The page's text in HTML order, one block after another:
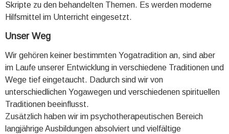
Skripte zu den behandelten Themen. Es werden moderne
Hilfsmittel im Unterricht eingesetzt.
Unser Weg
Wir gehören keiner bestimmten Yogatradition an, sind aber
im Laufe unserer Entwicklung in verschiedene Traditionen und
Wege tief eingetaucht. Dadurch sind wir von
unterschiedlichen Yogawegen und verschiedenen spirituellen
Traditionen beeinflusst.
Zusätzlich haben wir im psychotherapeutischen Bereich
langjährige Ausbildungen absolviert und vielfältige